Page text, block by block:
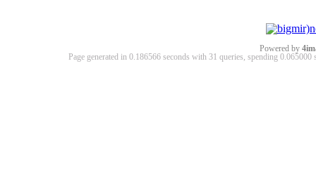
Powered by
Page generated in 0.186566 seconds with 31 queries, spending